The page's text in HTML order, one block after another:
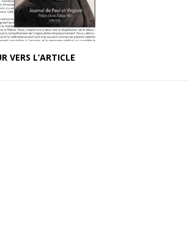
VERS L’ARTICLE